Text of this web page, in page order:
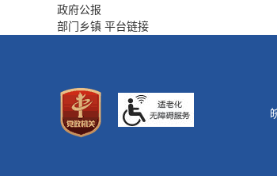
政府公报
部门乡镇 平台链接